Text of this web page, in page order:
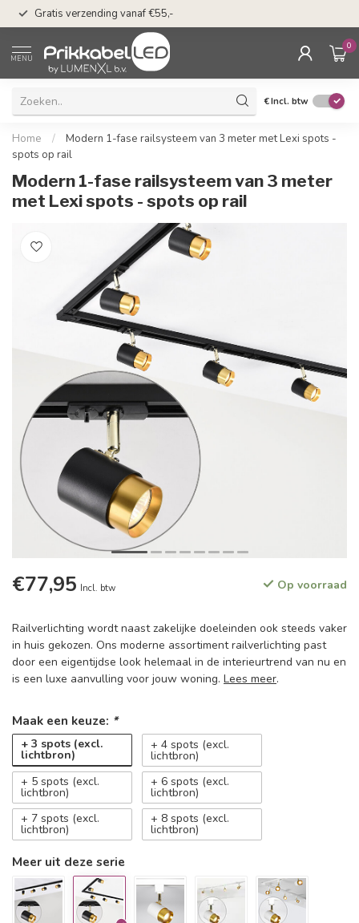
Gratis verzending vanaf €55,-
MENU
0
€Incl. btw
Home /
Modern 1-fase railsysteem van 3 meter met Lexi spots -
spots op rail
Modern 1-fase railsysteem van 3 meter
met Lexi spots - spots op rail
€77,95 Incl. btw Op voorraad
Railverlichting wordt naast zakelijke doeleinden ook steeds vaker
in huis gekozen. Ons moderne assortiment railverlichting past
door een eigentijdse look helemaal in de interieurtrend van nu en
is een luxe aanvulling voor jouw woning. Lees meer.
Maak een keuze: *
+ 3 spots (excl.
lichtbron)
+ 4 spots (excl.
lichtbron)
+ 5 spots (excl.
lichtbron)
+ 6 spots (excl.
lichtbron)
+ 7 spots (excl.
lichtbron)
+ 8 spots (excl.
lichtbron)
Meer uit deze serie